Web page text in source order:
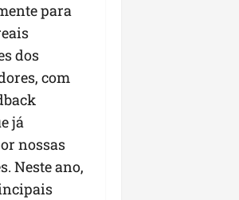
para
dos
com
já
nossas
Neste ano,